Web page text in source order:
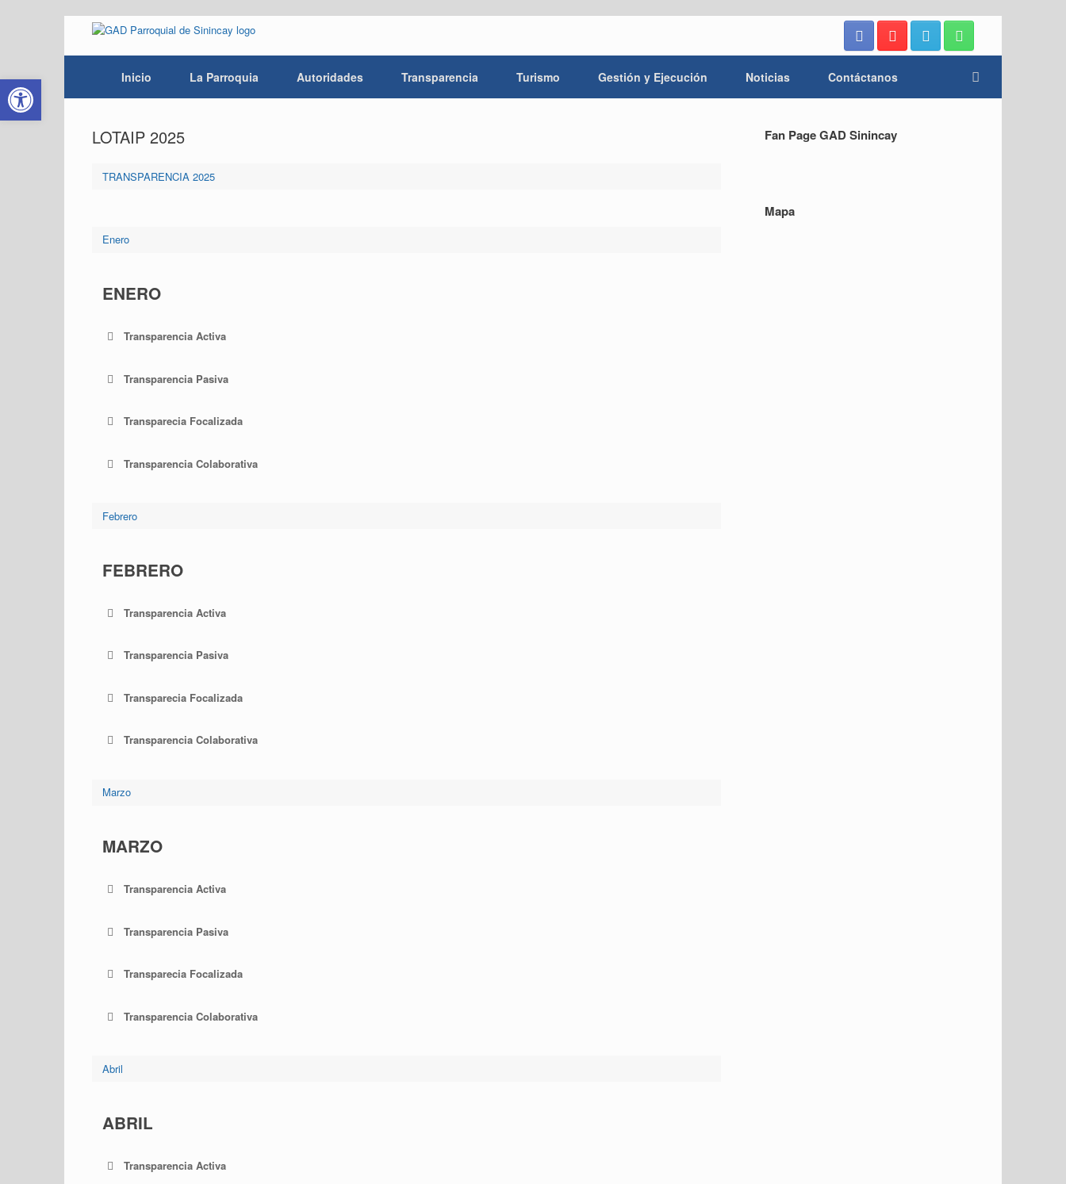
contenido
Inicio La Parroquia Autoridades Transparencia Turismo Gestión y Ejecución Noticias Contáctanos
LOTAIP 2025
TRANSPARENCIA 2025
Enero
ENERO
Transparencia Activa
Transparencia Pasiva
Transparecia Focalizada
Transparencia Colaborativa
Febrero
FEBRERO
Transparencia Activa
Transparencia Pasiva
Transparecia Focalizada
Transparencia Colaborativa
Marzo
MARZO
Transparencia Activa
Transparencia Pasiva
Transparecia Focalizada
Transparencia Colaborativa
Abril
ABRIL
Transparencia Activa
Fan Page GAD Sinincay
Mapa
Abrir barra de herramientas